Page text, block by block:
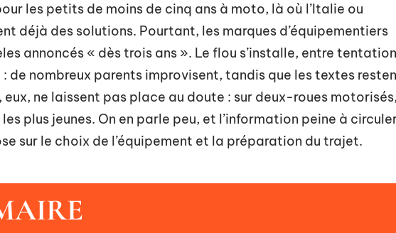
les petits de moins de cinq ans à moto, là où l’Italie ou
déjà des solutions. Pourtant, les marques d’équipementiers
annoncés « dès trois ans ». Le flou s’installe, entre
de nombreux parents improvisent, tandis que les textes
eux, ne laissent pas place au doute : sur deux-roues
plus jeunes. On en parle peu, et l’information peine à
sur le choix de l’équipement et la préparation du trajet.